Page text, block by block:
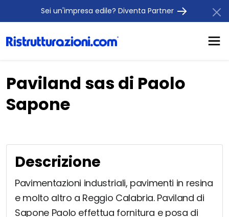
Sei un'impresa edile? Diventa Partner
Paviland sas di Paolo
Sapone
Descrizione
Pavimentazioni industriali, pavimenti in resina
e molto altro a Reggio Calabria. Paviland di
Sapone Paolo effettua fornitura e posa di